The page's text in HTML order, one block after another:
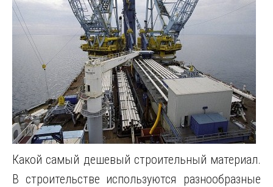
Какой самый дешевый строительный материал.
В строительстве используются разнообразные